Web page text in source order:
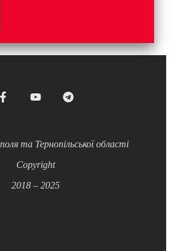
та Тернопільської області
Copyright
2018 – 2025